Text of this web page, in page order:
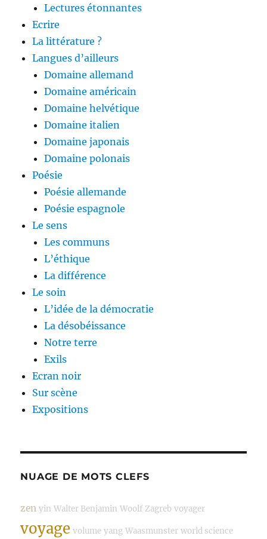
Lectures étonnantes
Ecrire
La littérature ?
Langues d’ailleurs
Domaine allemand
Domaine américain
Domaine helvétique
Domaine italien
Domaine japonais
Domaine polonais
Poésie
Poésie allemande
Poésie espagnole
Le sens
Les communs
L’éthique
La différence
Le soin
L’idée de la démocratie
La désobéissance
Notre terre
Exils
Ecran noir
Sur scène
Expositions
NUAGE DE MOTS CLEFS
zen yin Walter Benjamin Woolf Zagreb voyager
voyage volume yang Waasmunster world science